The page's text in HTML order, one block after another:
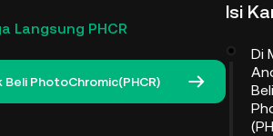
Langsung PHCR
PhotoChromic(PHCR)
Isi
Di
Beli